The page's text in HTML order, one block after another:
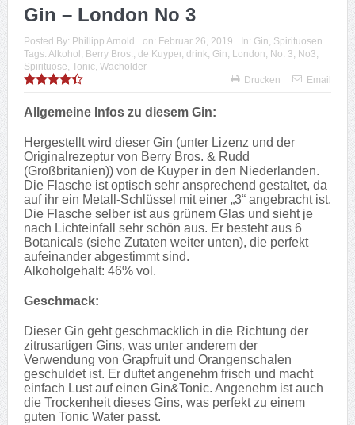
Gin – London No 3
Posted By: Phillipp Arnold on: Februar 26, 2019 In: Gin, Spirituosen
Tags: Alkohol , Berry Bros., de Kuyper, drink, Gin, London, No. 3, No3,
Spirituose, Tonic, Wacholder
Drucken
Email
Allgemeine Infos zu diesem Gin:
Hergestellt wird dieser Gin (unter Lizenz und der
Originalrezeptur von Berry Bros. & Rudd
(Großbritanien)) von de Kuyper in den Niederlanden.
Die Flasche ist optisch sehr ansprechend gestaltet, da
auf ihr ein Metall-Schlüssel mit einer „3“ angebracht ist.
Die Flasche selber ist aus grünem Glas und sieht je
nach Lichteinfall sehr schön aus. Er besteht aus 6
Botanicals (siehe Zutaten weiter unten), die perfekt
aufeinander abgestimmt sind.
Alkoholgehalt: 46% vol.
Geschmack:
Dieser Gin geht geschmacklich in die Richtung der
zitrusartigen Gins, was unter anderem der
Verwendung von Grapfruit und Orangenschalen
geschuldet ist. Er duftet angenehm frisch und macht
einfach Lust auf einen Gin&Tonic. Angenehm ist auch
die Trockenheit dieses Gins, was perfekt zu einem
guten Tonic Water passt.